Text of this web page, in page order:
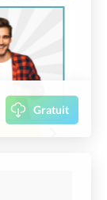
Gratuit